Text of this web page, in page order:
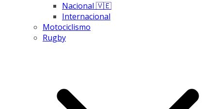
Nacional 🇻🇪
Internacional
Motociclismo
Rugby